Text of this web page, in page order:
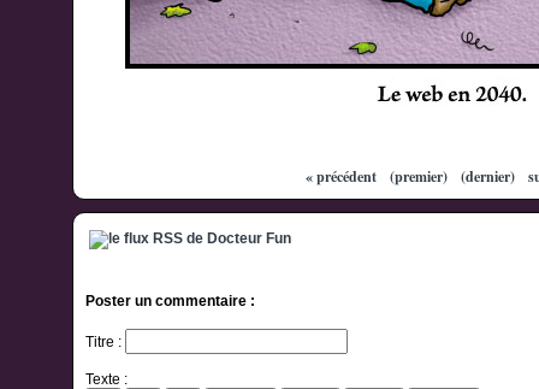
« précédent (premier) (dernier)
Poster un commentaire :
Titre :
Texte :